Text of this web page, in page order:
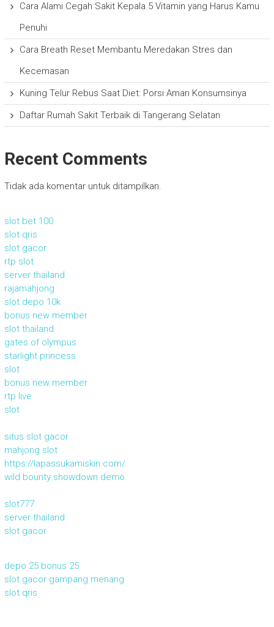
Cara Alami Cegah Sakit Kepala 5 Vitamin yang Harus Kamu
Penuhi
Cara Breath Reset Membantu Meredakan Stres dan
Kecemasan
Kuning Telur Rebus Saat Diet: Porsi Aman Konsumsinya
Daftar Rumah Sakit Terbaik di Tangerang Selatan
Recent Comments
Tidak ada komentar untuk ditampilkan.
slot bet 100
slot qris
slot gacor
rtp slot
server thailand
rajamahjong
slot depo 10k
bonus new member
slot thailand
gates of olympus
starlight princess
slot
bonus new member
rtp live
slot
situs slot gacor
mahjong slot
https://lapassukamiskin.com/
wild bounty showdown demo
slot777
server thailand
slot gacor
depo 25 bonus 25
slot gacor gampang menang
slot qris